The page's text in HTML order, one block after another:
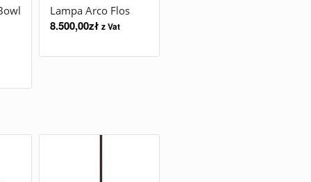
Lampa Arco Flos
8.500,00zł z Vat